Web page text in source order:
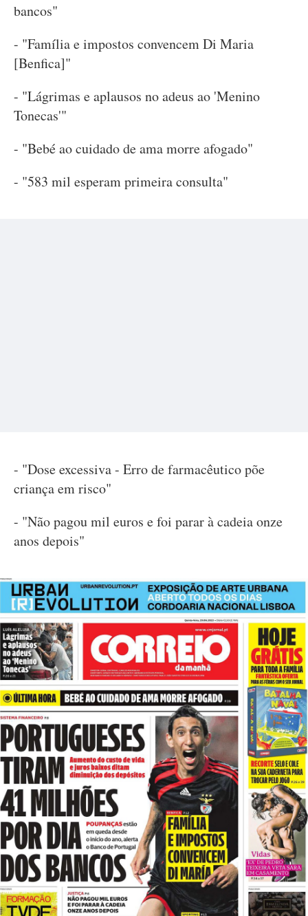
bancos"
- "Família e impostos convencem Di Maria
[Benfica]"
- "Lágrimas e aplausos no adeus ao 'Menino
Tonecas'"
- "Bebé ao cuidado de ama morre afogado"
- "583 mil esperam primeira consulta"
- "Dose excessiva - Erro de farmacêutico põe
criança em risco"
- "Não pagou mil euros e foi parar à cadeia onze
anos depois"